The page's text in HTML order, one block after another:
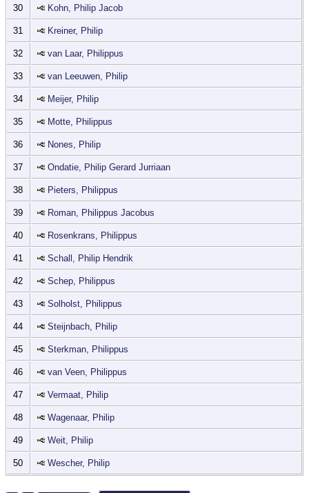
30 Kohn, Philip Jacob
31 Kreiner, Philip
32 van Laar, Philippus
33 van Leeuwen, Philip
34 Meijer, Philip
35 Motte, Philippus
36 Nones, Philip
37 Ondatie, Philip Gerard Jurriaan
38 Pieters, Philippus
39 Roman, Philippus Jacobus
40 Rosenkrans, Philippus
41 Schall, Philip Hendrik
42 Schep, Philippus
43 Solholst, Philippus
44 Steijnbach, Philip
45 Sterkman, Philippus
46 van Veen, Philippus
47 Vermaat, Philip
48 Wagenaar, Philip
49 Weit, Philip
50 Wescher, Philip